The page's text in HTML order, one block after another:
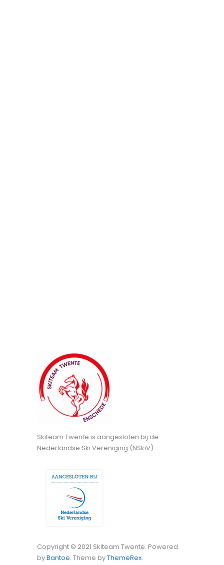
Skiteam Twente is aangesloten bij de
Nederlandse Ski Vereniging (NSkiV).
Copyright © 2021 Skiteam Twente. Powered
byBantoe. Theme byThemeRex.